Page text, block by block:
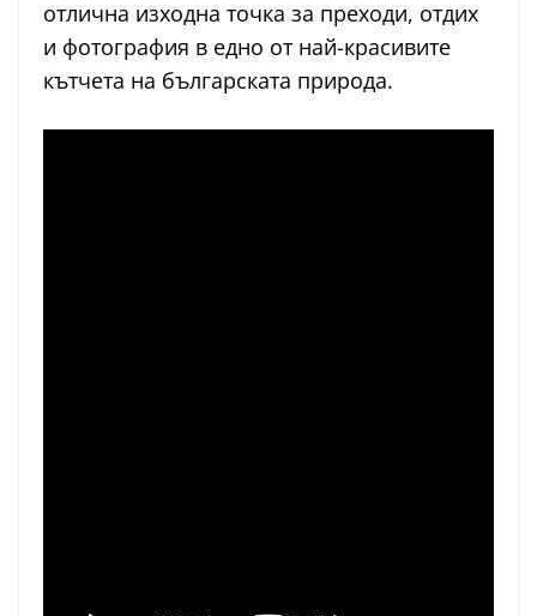
отлична изходна точка за преходи, отдих
и фотография в едно от най-красивите
кътчета на българската природа.